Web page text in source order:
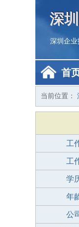
深
深圳企业
首
当前位置：
工
工
学
年
公